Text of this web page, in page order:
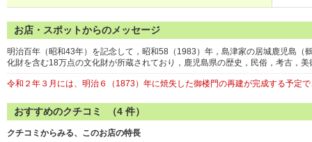
お店・スポットからのメッセージ
明治百年（昭和43年）を記念して，昭和58（1983）年，島津家の居城鹿児島（
化財を含む18万点の文化財が所蔵されており，鹿児島県の歴史，民俗，考古，
令和２年３月には、明治６（1873）年に焼失した御楼門の再建が完成する予定
おすすめのクチコミ （4 件）
クチコミからみる、このお店の特長